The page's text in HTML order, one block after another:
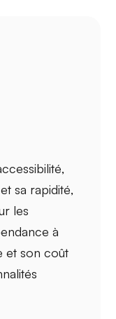
,
etsa rapidité,
les
à
et son coût